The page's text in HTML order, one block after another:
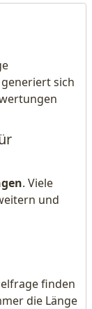
sich
. Viele
und
finden
die Länge